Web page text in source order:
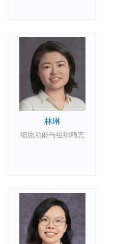
林琳
细胞功能与组织稳态